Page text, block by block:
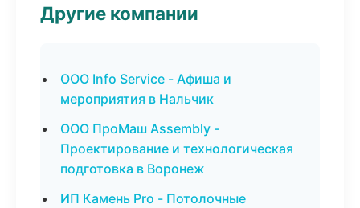
Другие компании
ООО Info Service - Афиша и
мероприятия в Нальчик
ООО ПроМаш Assembly -
Проектирование и технологическая
подготовка в Воронеж
ИП Камень Pro - Потолочные